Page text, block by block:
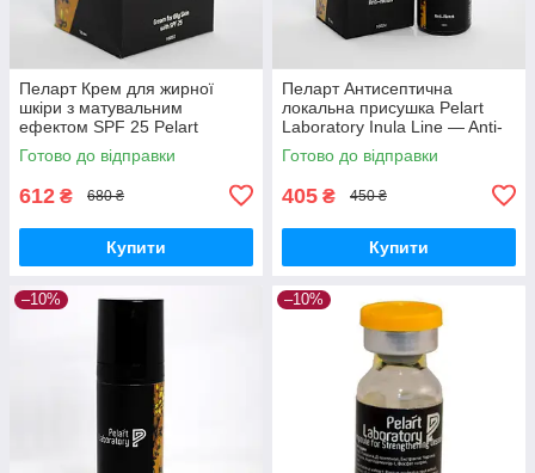
Пеларт Крем для жирної
шкіри з матувальним
ефектом SPF 25 Pelart
Laboratory Inula Line Cream
For Oily Skin
Готово до відправки
612 ₴ 680 ₴
Купити
Пеларт Антисептична
локальна присушка Pelart
Laboratory Inula Line — Anti-
aknus, 30 мл
Готово до відправки
405 ₴ 450 ₴
Купити
–10% –10%